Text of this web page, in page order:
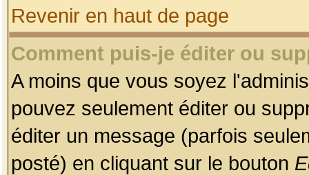
Revenir en haut de page
Comment puis-je éditer ou
A moins que vous soyez
pouvez seulement éditer ou
éditer un message (parfois
posté) en cliquant sur le bouton